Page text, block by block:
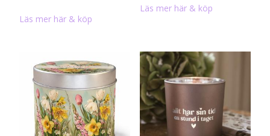
Läs mer här & köp
Läs mer här & köp